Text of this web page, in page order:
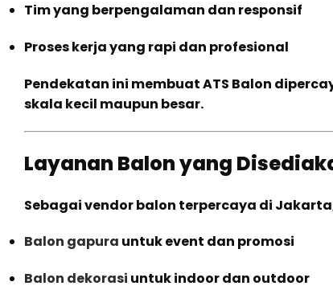
Tim yang berpengalaman dan responsif
Proses kerja yang rapi dan profesional
Pendekatan ini membuat ATS Balon
skala kecil maupun besar.
Layanan Balon yang
Sebagai vendor balon terpercaya di
Balon gapura untuk event dan promosi
Balon dekorasi untuk indoor dan outdoor